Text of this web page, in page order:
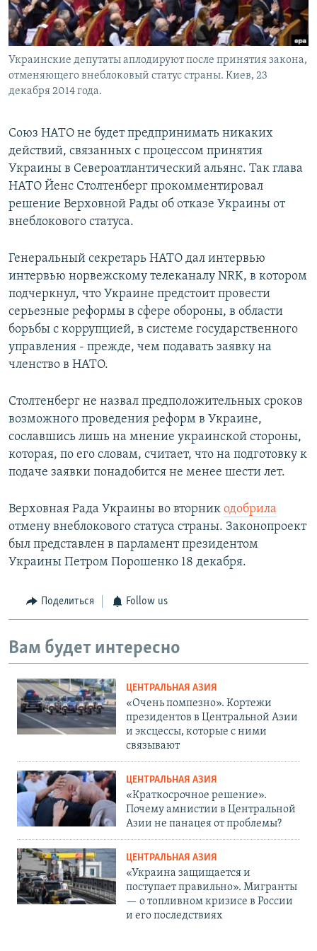
Украинские депутаты аплодируют после принятия закона,
отменяющего внеблоковый статус страны. Киев, 23
декабря 2014 года.
Союз НАТО не будет предпринимать никаких
действий, связанных с процессом принятия
Украины в Североатлантический альянс. Так глава
НАТО Йенс Столтенберг прокомментировал
решение Верховной Рады об отказе Украины от
внеблокового статуса.
Генеральный секретарь НАТО дал интервью
интервью норвежскому телеканалу NRK, в котором
подчеркнул, что Украине предстоит провести
серьезные реформы в сфере обороны, в области
борьбы с коррупцией, в системе государственного
управления - прежде, чем подавать заявку на
членство в НАТО.
Столтенберг не назвал предположительных сроков
возможного проведения реформ в Украине,
сославшись лишь на мнение украинской стороны,
которая, по его словам, считает, что на подготовку к
подаче заявки понадобится не менее шести лет.
Верховная Рада Украины во вторник одобрила
отмену внеблокового статуса страны. Законопроект
был представлен в парламент президентом
Украины Петром Порошенко 18 декабря.
Поделиться Follow us
Вам будет интересно
ЦЕНТРАЛЬНАЯ АЗИЯ
«Очень помпезно». Кортежи
президентов в Центральной Азии
и эксцессы, которые с ними
связывают
ЦЕНТРАЛЬНАЯ АЗИЯ
«Краткосрочное решение».
Почему амнистии в Центральной
Азии не панацея от проблемы?
ЦЕНТРАЛЬНАЯ АЗИЯ
«Украина защищается и
поступает правильно». Мигранты
— о топливном кризисе в России
и его последствиях